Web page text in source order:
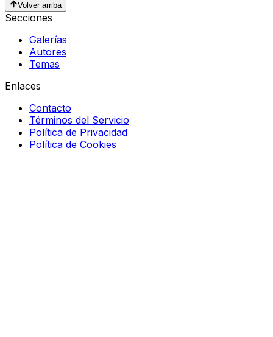
Volver arriba
Secciones
Galerías
Autores
Temas
Enlaces
Contacto
Términos del Servicio
Política de Privacidad
Política de Cookies